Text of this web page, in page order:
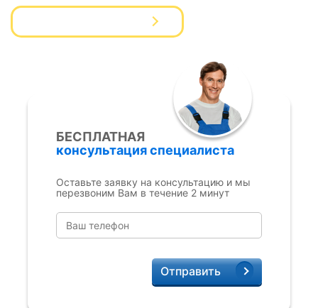
БЕСПЛАТНАЯ
консультация специалиста
Оставьте заявку на консультацию и мы
перезвоним Вам в течение 2 минут
Отправить